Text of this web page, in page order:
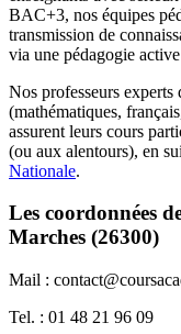
BAC+3, nos équipes
transmission de
via une pédagogie
Nos professeurs experts
(mathématiques,
assurent leurs cours
(ou aux alentours), en
Nationale.
Les coordonnées
Marches (26300)
Mail :
Tel. : 01 48 21 96 09